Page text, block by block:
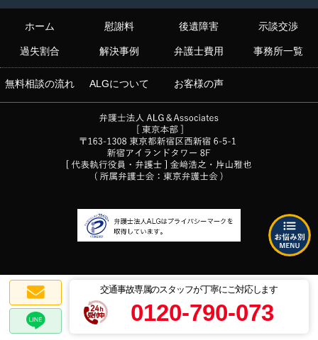
交通事故専属のスタッフが丁寧にご対応します
0120-790-073
ホーム 慰謝料 後遺障害 示談交渉
過失割合 解決事例 弁護士費用 事務所一覧
無料相談の流れ ALGについて お客様の声